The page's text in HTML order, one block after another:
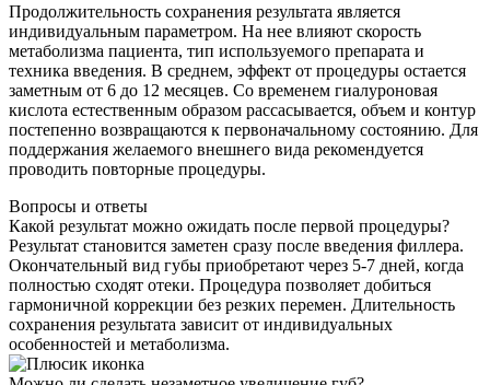
Продолжительность сохранения результата является
индивидуальным параметром. На нее влияют скорость
метаболизма пациента, тип используемого препарата и
техника введения. В среднем, эффект от процедуры остается
заметным от 6 до 12 месяцев. Со временем гиалуроновая
кислота естественным образом рассасывается, объем и контур
постепенно возвращаются к первоначальному состоянию. Для
поддержания желаемого внешнего вида рекомендуется
проводить повторные процедуры.
Вопросы и ответы
Какой результат можно ожидать после первой процедуры?
Результат становится заметен сразу после введения филлера.
Окончательный вид губы приобретают через 5-7 дней, когда
полностью сходят отеки. Процедура позволяет добиться
гармоничной коррекции без резких перемен. Длительность
сохранения результата зависит от индивидуальных
особенностей и метаболизма.